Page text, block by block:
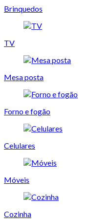
Brinquedos
TV
Mesa posta
Forno e fogão
Celulares
Móveis
Cozinha